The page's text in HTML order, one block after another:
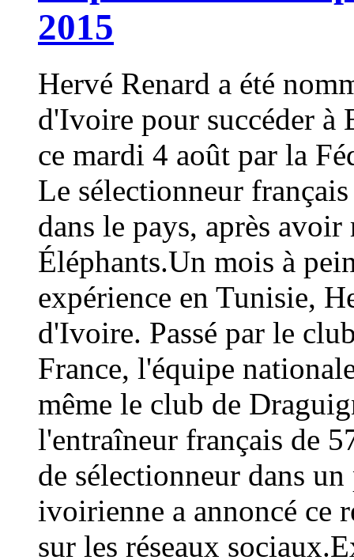
2015
Hervé Renard a été
d'Ivoire pour succéder à
ce mardi 4 août par la
Le sélectionneur
dans le pays, après
Éléphants.Un mois à
expérience en Tunisie,
d'Ivoire. Passé par le
France, l'équipe
même le club de
l'entraîneur français de
de sélectionneur dans
ivoirienne a annoncé ce
sur les réseaux